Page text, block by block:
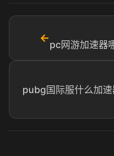
←
pc网游加速器
pubg国际服什么加